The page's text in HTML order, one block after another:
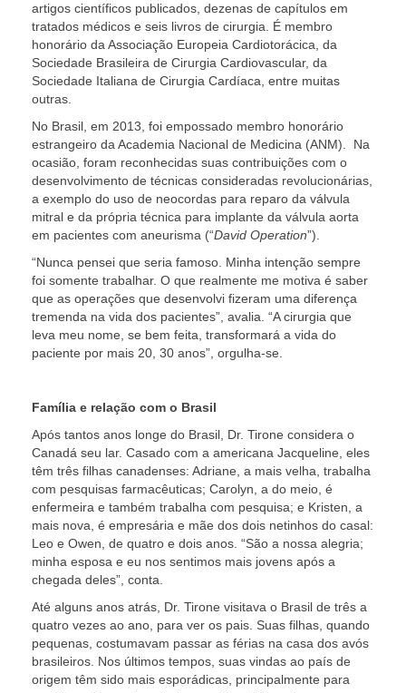
artigos científicos publicados, dezenas de capítulos em
tratados médicos e seis livros de cirurgia. É membro
honorário da Associação Europeia Cardiotorácica, da
Sociedade Brasileira de Cirurgia Cardiovascular, da
Sociedade Italiana de Cirurgia Cardíaca, entre muitas
outras.
No Brasil, em 2013, foi empossado membro honorário
estrangeiro da Academia Nacional de Medicina (ANM). Na
ocasião, foram reconhecidas suas contribuições com o
desenvolvimento de técnicas consideradas revolucionárias,
a exemplo do uso de neocordas para reparo da válvula
mitral e da própria técnica para implante da válvula aorta
em pacientes com aneurisma (“David Operation”).
“Nunca pensei que seria famoso. Minha intenção sempre
foi somente trabalhar. O que realmente me motiva é saber
que as operações que desenvolvi fizeram uma diferença
tremenda na vida dos pacientes”, avalia. “A cirurgia que
leva meu nome, se bem feita, transformará a vida do
paciente por mais 20, 30 anos”, orgulha-se.
Família e relação com o Brasil
Após tantos anos longe do Brasil, Dr. Tirone considera o
Canadá seu lar. Casado com a americana Jacqueline, eles
têm três filhas canadenses: Adriane, a mais velha, trabalha
com pesquisas farmacêuticas; Carolyn, a do meio, é
enfermeira e também trabalha com pesquisa; e Kristen, a
mais nova, é empresária e mãe dos dois netinhos do casal:
Leo e Owen, de quatro e dois anos. “São a nossa alegria;
minha esposa e eu nos sentimos mais jovens após a
chegada deles”, conta.
Até alguns anos atrás, Dr. Tirone visitava o Brasil de três a
quatro vezes ao ano, para ver os pais. Suas filhas, quando
pequenas, costumavam passar as férias na casa dos avós
brasileiros. Nos últimos tempos, suas vindas ao país de
origem têm sido mais esporádicas, principalmente para